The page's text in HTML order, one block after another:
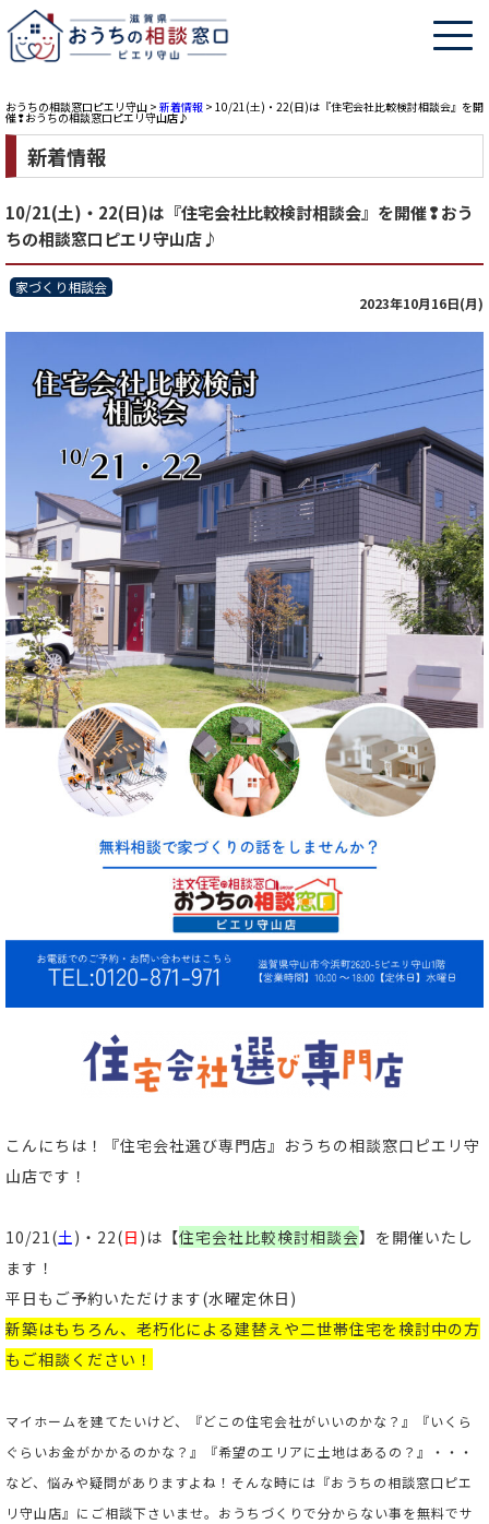
おうちの相談窓口ピエリ守山 > 新着情報 > 10/21(土)・22(日)は『住宅会社比較検討相談会』を開
催❢おうちの相談窓口ピエリ守山店♪
新着情報
10/21(土)・22(日)は『住宅会社比較検討相談会』を開催❢おう
ちの相談窓口ピエリ守山店♪
家づくり相談会
2023年10月16日(月)
こんにちは！
『住宅会社選び専門店』おうちの相談窓口ピエリ守
山店です！
10/21(土)・22(日 ) は【住宅会社比較検討相談会】 を開催いたし
ます！
平日もご予約いただけます(水曜定休日)
新築はもちろん、老朽化による建替えや二世帯住宅を検討中の方
もご相談ください！
マイホームを建てたいけど、『どこの住宅会社がいいのかな？』『いくら
ぐらいお金がかかるのかな？』『希望のエリアに土地はあるの？』・・・
など、悩みや疑問がありますよね！そんな時には『おうちの相談窓口ピエ
リ守山店』にご相談下さいませ。おうちづくりで分からない事を無料でサ